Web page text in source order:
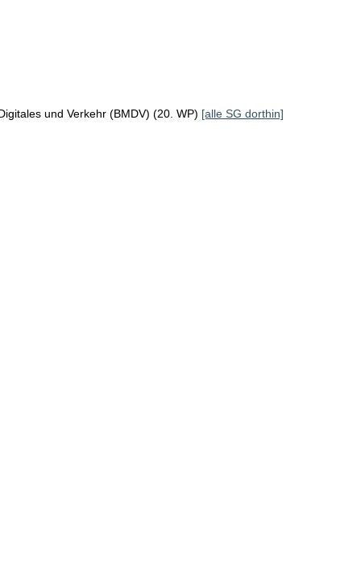
und Verkehr (BMDV) (20. WP) [alle SG dorthin]